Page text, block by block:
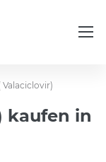
Valaciclovir)
kaufen in